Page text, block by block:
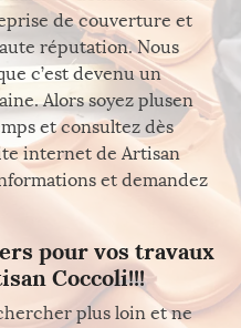
de couverture et
réputation. Nous
c’est devenu un
Alors soyez plusen
et consultez dès
internet de Artisan
et demandez
pour vos travaux
Coccoli!!!
plus loin et ne